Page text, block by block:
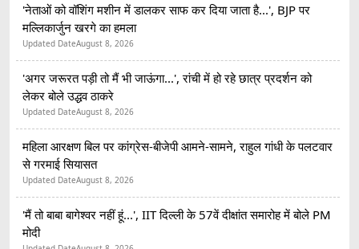
'नेताओं को वॉशिंग मशीन में डालकर साफ कर दिया जाता है...', BJP पर
मल्लिकार्जुन खरगे का हमला
Updated DateAugust 8, 2026
'अगर जरूरत पड़ी तो मैं भी जाऊंगा...', रांची में हो रहे छात्र प्रदर्शन को
लेकर बोले उद्धव ठाकरे
Updated DateAugust 8, 2026
महिला आरक्षण बिल पर कांग्रेस-बीजेपी आमने-सामने, राहुल गांधी के पलटवार
से गरमाई सियासत
Updated DateAugust 8, 2026
'मैं तो बाबा बागेश्वर नहीं हूं...', IIT दिल्ली के 57वें दीक्षांत समारोह में बोले PM
मोदी